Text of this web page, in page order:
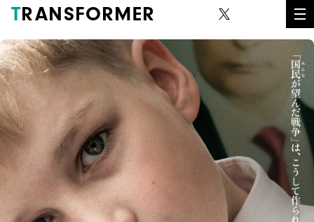
TRANSFORMER
劇場公開作
THEATRICAL RELEASE
DVD/Blu-ray
PRODUCTION DESIGN
会社情報
CORPORATE INFO
お問い合わせ
オンラインストア
ONLINE STORE